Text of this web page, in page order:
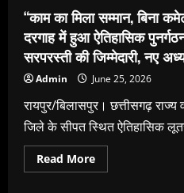
“काम का मिला सम्मान, बिना
दरगाह में हुआ ऐतिहासिक
सरपरस्ती की जिम्मेदारी, नए
Admin June 25, 2026
रायपुर/बिलासपुर। छत्तीसगढ़ राज्य
जिले के सीपत स्थित ऐतिहासिक
Read MoreRead
more